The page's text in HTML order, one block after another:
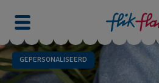
GEPERSONALISEERD